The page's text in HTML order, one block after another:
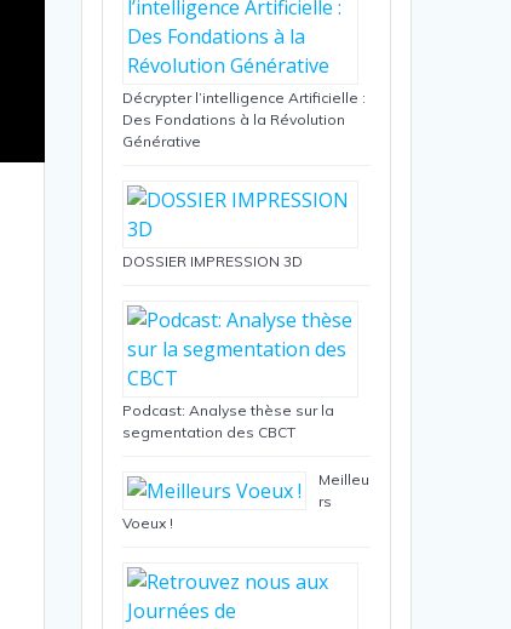
Décrypter l’intelligence Artificielle :
Des Fondations à la Révolution
Générative
DOSSIER IMPRESSION 3D
Podcast: Analyse thèse sur la
segmentation des CBCT
Meilleu
rs
Voeux !